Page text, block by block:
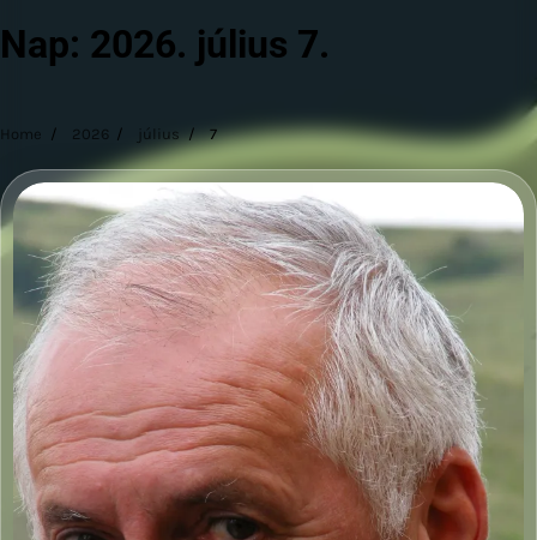
Nap: 2026. július 7.
Home 2026 július 7